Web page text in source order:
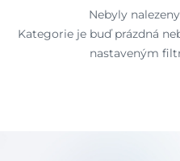
Nebyly
Kategorie je buď prázdná
nastaveným